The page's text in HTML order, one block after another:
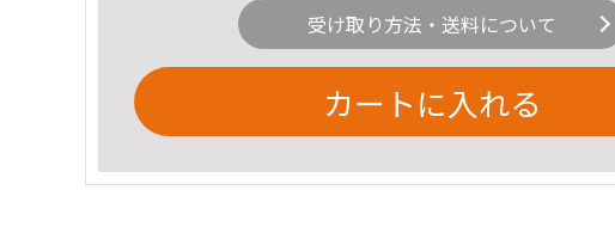
受け取り方法・送料について
カートに入れる